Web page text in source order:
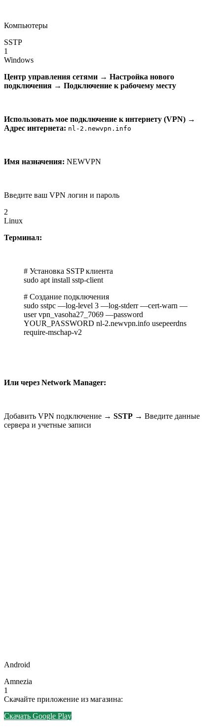
Компьютеры
SSTP
1
Windows
Центр управления сетями → Настройка нового
подключения → Подключение к рабочему месту
Использовать мое подключение к интернету (VPN) →
Адрес интернета: nl-2.newvpn.info
Имя назначения: NEWVPN
Введите ваш VPN логин и пароль
2
Linux
Терминал:
# Установка SSTP клиента
sudo apt install sstp-client
# Создание подключения
sudo sstpc —log-level 3 —log-stderr —cert-warn —
user vpn_vasoha27_7069 —password
YOUR_PASSWORD nl-2.newvpn.info usepeerdns
require-mschap-v2
Или через Network Manager:
Добавить VPN подключение → SSTP → Введите данные
сервера и учетные записи
Android
Amnezia
1
Скачайте приложение из магазина:
Скачать Google Play